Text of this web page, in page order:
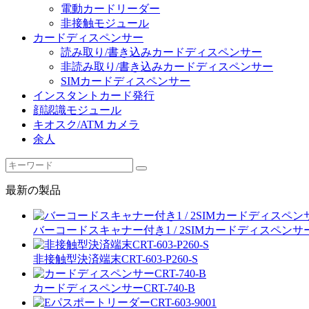
電動カードリーダー
非接触モジュール
カードディスペンサー
読み取り/書き込みカードディスペンサー
非読み取り/書き込みカードディスペンサー
SIMカードディスペンサー
インスタントカード発行
顔認識モジュール
キオスク/ATM カメラ
余人
最新の製品
バーコードスキャナー付き1 / 2SIMカードディスペンサ
非接触型決済端末CRT-603-P260-S
カードディスペンサーCRT-740-B